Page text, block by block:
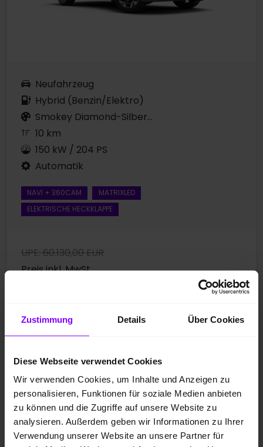
Zustimmung Details Über Cookies
Diese Webseite verwendet Cookies
Wir verwenden Cookies, um Inhalte und Anzeigen zu
personalisieren, Funktionen für soziale Medien anbieten
zu können und die Zugriffe auf unsere Website zu
analysieren. Außerdem geben wir Informationen zu Ihrer
Verwendung unserer Website an unsere Partner für
Neufahrzeug
Hybrid (Benzin/Elektro)
Smokey Diamond-Silber...
10 km
150 kW / 204 PS
Automatik
NAVI + 360CAM
MATRIXLED
ELEKTRISCHE HECKKLAPPE
UPE: 60.130,00 EUR
Preis inkl. MwSt.
Leasing ab mtl.
Kraftstoffverbrauch*gewichtet kombiniert: 1,7
l/100km; Stromverbrauch *gewichtet kombiniert: 14,2
kWh/100km; Kraftstoffverbrauch bei entladener
Batterie kombiniert: 6,0 l/100km; CO2 -Emissionen
gewichtet kombiniert: 39 g/km; CO2-Klasse